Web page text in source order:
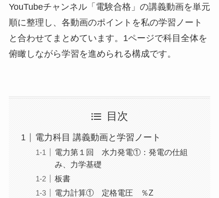
YouTubeチャンネル「電験合格」の講義動画を単元
順に整理し、各動画のポイントを私の学習ノート
と合わせてまとめています。1ページで科目全体を
俯瞰しながら学習を進められる構成です。
目次
電力科目 講義動画と学習ノート
電力第１回 水力発電①：発電の仕組
み、力学基礎
板書
電力計算① 定格電圧 ％Z